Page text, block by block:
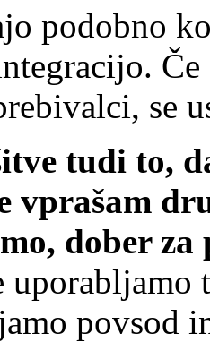
podobno
se
tudi to,
vprašam
dober
povsod